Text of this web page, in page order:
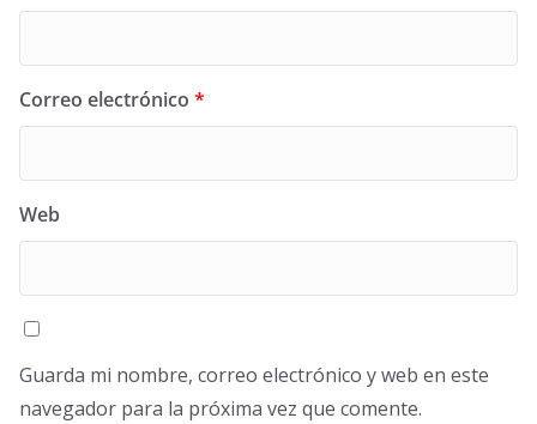
Correo electrónico *
Web
Guarda mi nombre, correo electrónico y web en este
navegador para la próxima vez que comente.